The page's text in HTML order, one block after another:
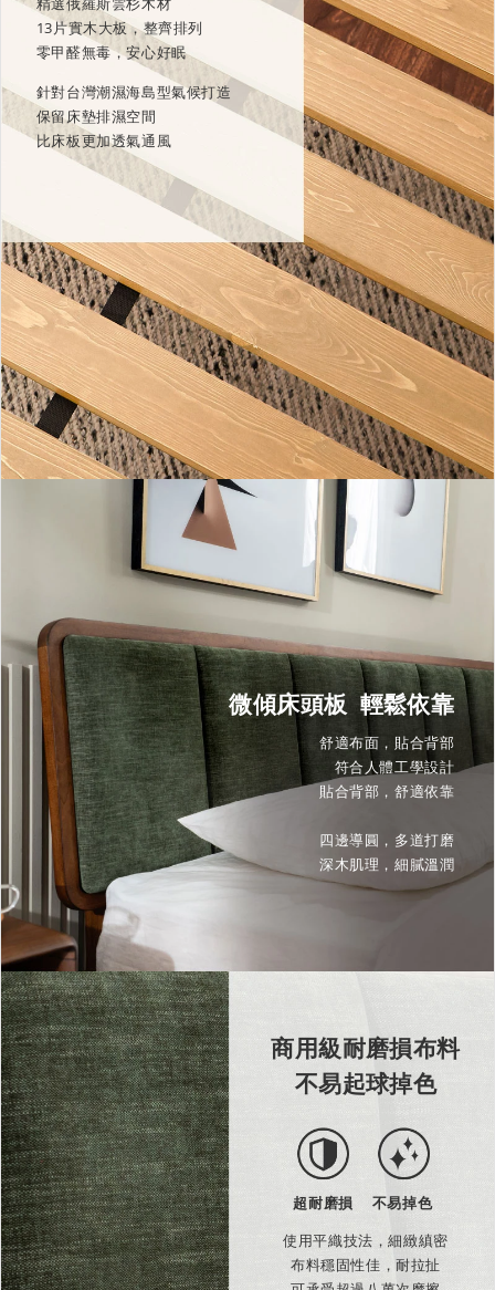
13片實木大板，整齊排列
零甲醛無毒，安心好眠
針對台灣潮濕海島型氣候打造
保留床墊排濕空間
比床板更加透氣通風
微傾床頭板 輕鬆依靠
舒適布面，貼合背部
符合人體工學設計
貼合背部，舒適依靠
四邊導圓，多道打磨
深木肌理，細膩溫潤
商用級耐磨損布料
不易起球掉色
超耐磨損
不易掉色
使用平織技法，細緻縝密
布料穩固性佳，耐拉扯